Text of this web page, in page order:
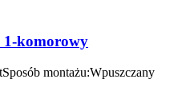
komorowy
Sposób montażu:Wpuszczany